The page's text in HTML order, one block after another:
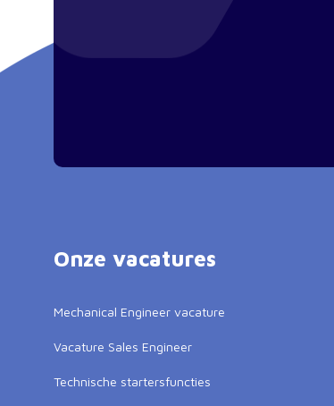
Onze vacatures
Mechanical Engineer vacature
Vacature Sales Engineer
Technische startersfuncties